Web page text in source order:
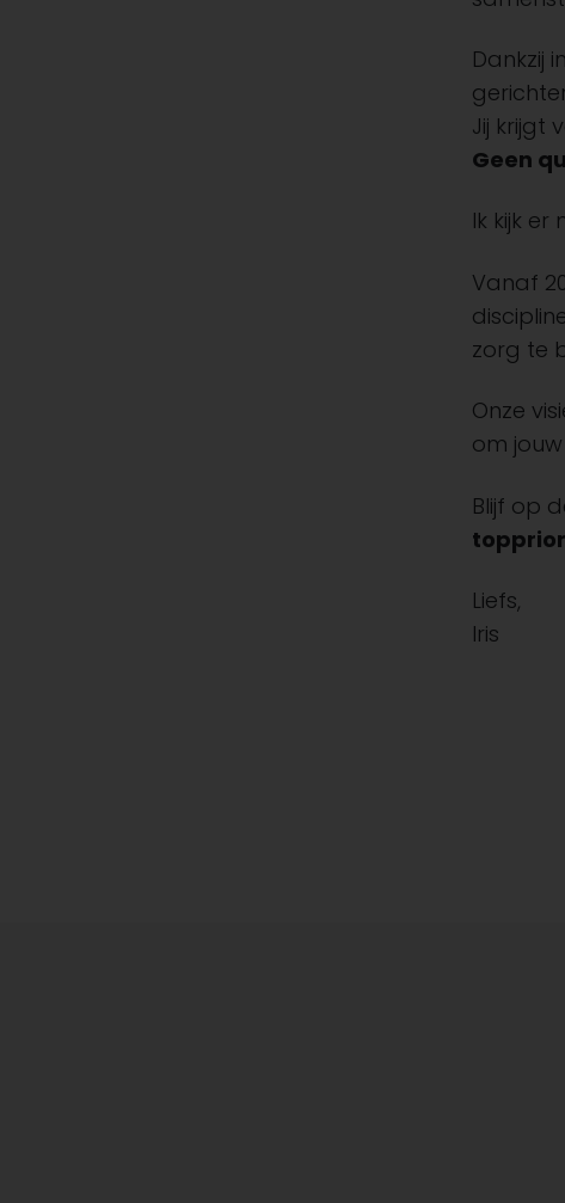
Dankzij
Jij krijgt
Geen
Ik kijk
Vanaf
zorg te
Onze
om
Blijf op
Liefs,
Iris